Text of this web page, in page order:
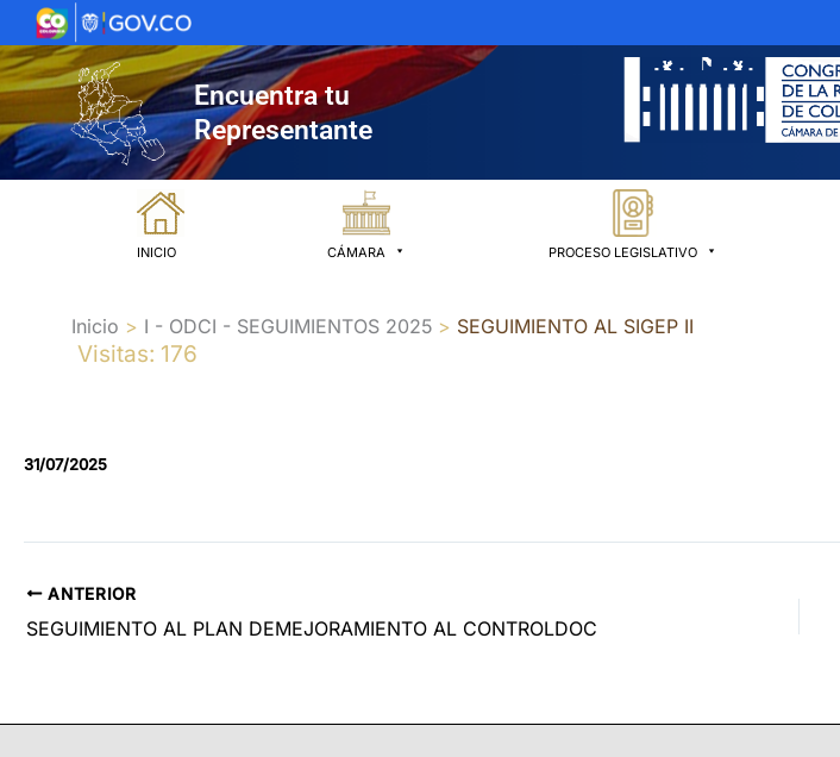
al
contenido
Encuentra tu
Representante
INICIO CÁMARA PROCESO LEGISLATIVO
Inicio I - ODCI - SEGUIMIENTOS 2025 SEGUIMIENTO AL SIGEP II
Visitas: 176
31/07/2025
ANTERIOR
SEGUIMIENTO AL PLAN DEMEJORAMIENTO AL CONTROLDOC